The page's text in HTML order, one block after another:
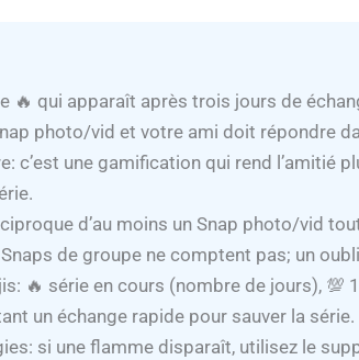
🔥 qui apparaît après trois jours de
photo/vid et votre ami doit répondre
c’est une gamification qui rend l’amitié
d’au moins un Snap photo/vid
de groupe ne comptent pas; un
🔥 série en cours (nombre de jours), 💯
un échange rapide pour sauver la série.
si une flamme disparaît, utilisez le